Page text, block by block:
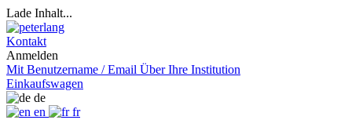
Lade Inhalt...
Kontakt
Anmelden
Mit Benutzername / Email Über Ihre Institution
Einkaufswagen
de
en
fr